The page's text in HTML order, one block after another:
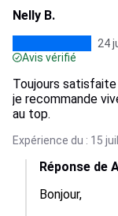
Nelly B.
24
Avis vérifié
Toujours
je recommande
au top.
Expérience du : 15
Réponse de
Bonjour,